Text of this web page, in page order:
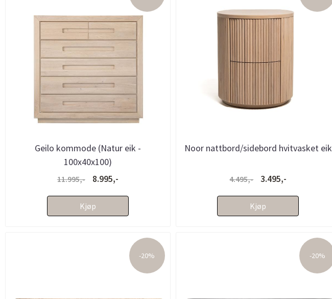
Geilo kommode (Natur eik -
100x40x100)
11.995,- 8.995,-
Kjøp
Noor nattbord/sidebord hvitvasket eik
4.495,- 3.495,-
Kjøp
-20% -20%